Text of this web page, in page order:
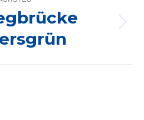
Nächstes
Album: